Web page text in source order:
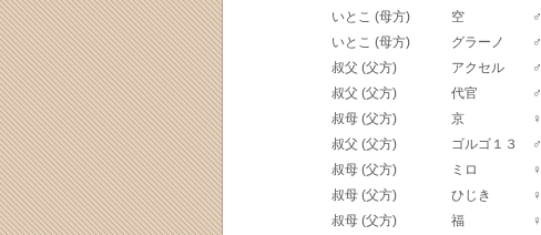
いとこ (母方) 空 ♂
いとこ (母方) グラーノ ♂
叔父 (父方) アクセル ♂
叔父 (父方) 代官 ♂
叔母 (父方) 京 ♀
叔父 (父方) ゴルゴ１３ ♂
叔母 (父方) ミロ ♀
叔母 (父方) ひじき ♀
叔母 (父方) 福 ♀